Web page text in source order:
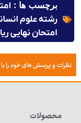
برچسب ها :
رشته علوم
امتحان نهایی
نظرات و پرسش های خود را با
محصولات